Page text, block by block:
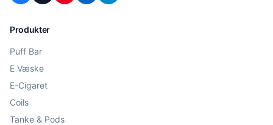
Produkter
Puff Bar
E Væske
E-Cigaret
Coils
Tanke & Pods